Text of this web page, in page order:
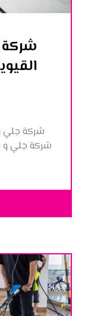
شركة
شركة جلي
شركة جلي و